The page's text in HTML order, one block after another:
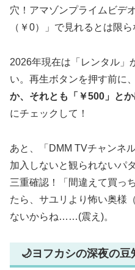
穴！アマゾンプライムビデ
（￥0）」で見れるとは限ら
2026年現在は「レンタル」
い。再生ボタンを押す前に
か、それとも「￥500」と
にチェックして！
あと、「DMM TVチャンネ
加入しないと観られないパ
三重確認！「間違えて買っ
たら、サユリより怖い奥様
ないからね……(震え)。
🌙ヨフカシの深夜の豆